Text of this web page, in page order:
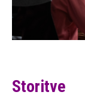
Storitve